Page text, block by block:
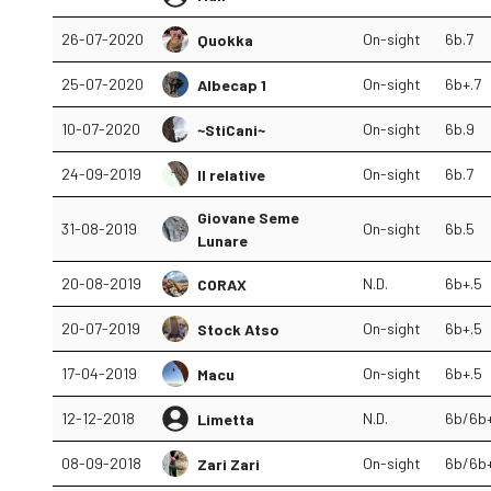
26-07-2020 Quokka On-sight 6b.7
25-07-2020 Albecap 1 On-sight 6b+.7
10-07-2020 ~StiCani~ On-sight 6b.9
24-09-2019 Il relative On-sight 6b.7
31-08-2019
Giovane Seme
Lunare
On-sight 6b.5
20-08-2019 CORAX N.D. 6b+.5
20-07-2019 Stock Atso On-sight 6b+.5
17-04-2019 Macu On-sight 6b+.5
12-12-2018 Limetta N.D. 6b/
08-09-2018 Zari Zari On-sight 6b/